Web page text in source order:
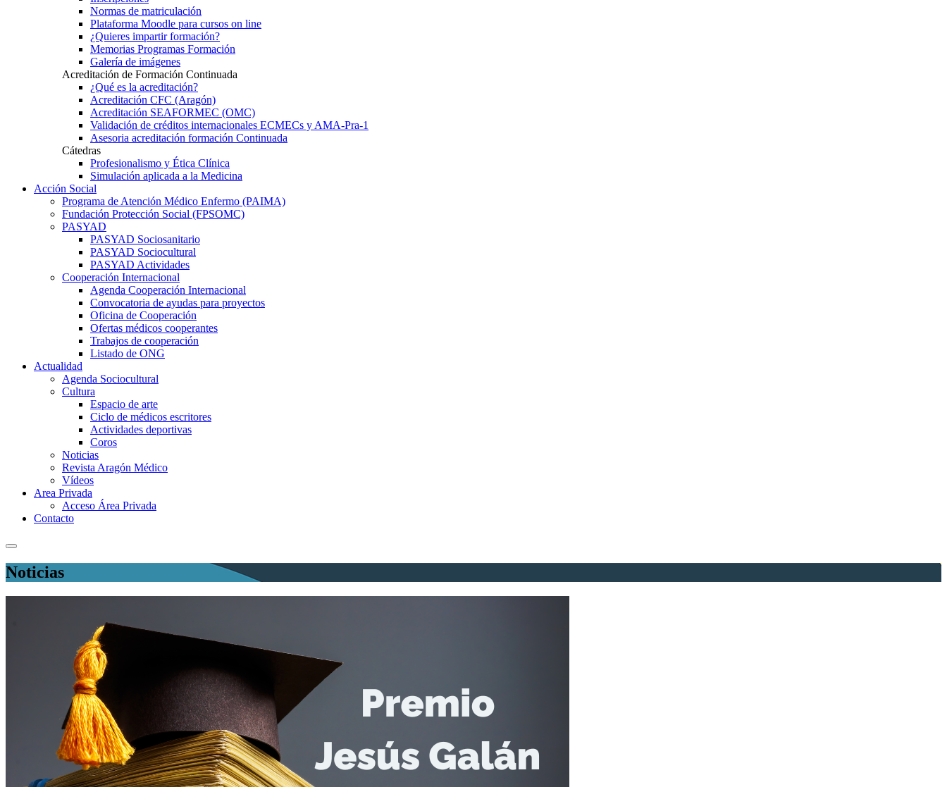
Normas de matriculación
Plataforma Moodle para cursos on line
¿Quieres impartir formación?
Memorias Programas Formación
Galería de imágenes
Acreditación de Formación Continuada
¿Qué es la acreditación?
Acreditación CFC (Aragón)
Acreditación SEAFORMEC (OMC)
Validación de créditos internacionales ECMECs y AMA-Pra-1
Asesoria acreditación formación Continuada
Cátedras
Profesionalismo y Ética Clínica
Simulación aplicada a la Medicina
Acción Social
Programa de Atención Médico Enfermo (PAIMA)
Fundación Protección Social (FPSOMC)
PASYAD
PASYAD Sociosanitario
PASYAD Sociocultural
PASYAD Actividades
Cooperación Internacional
Agenda Cooperación Internacional
Convocatoria de ayudas para proyectos
Oficina de Cooperación
Ofertas médicos cooperantes
Trabajos de cooperación
Listado de ONG
Actualidad
Agenda Sociocultural
Cultura
Espacio de arte
Ciclo de médicos escritores
Actividades deportivas
Coros
Noticias
Revista Aragón Médico
Vídeos
Area Privada
Acceso Área Privada
Contacto
Noticias